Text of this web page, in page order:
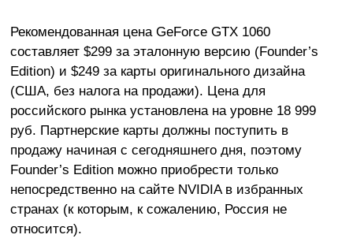
Рекомендованная цена GeForce GTX 1060
составляет $299 за эталонную версию (Founder’s
Edition) и $249 за карты оригинального дизайна
(США, без налога на продажи). Цена для
российского рынка установлена на уровне 18 999
руб. Партнерские карты должны поступить в
продажу начиная с сегодняшнего дня, поэтому
Founder’s Edition можно приобрести только
непосредственно на сайте NVIDIA в избранных
странах (к которым, к сожалению, Россия не
относится).